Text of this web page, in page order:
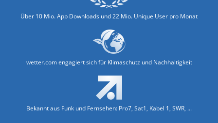
Über 10 Mio. App Downloads und 22 Mio. Unique User pro Monat
wetter.com engagiert sich für Klimaschutz und Nachhaltigkeit
Bekannt aus Funk und Fernsehen: Pro7, Sat1, Kabel 1, SWR, ...